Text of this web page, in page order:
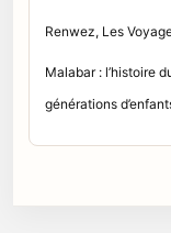
Renwez, Les
Malabar : l’histoire
générations